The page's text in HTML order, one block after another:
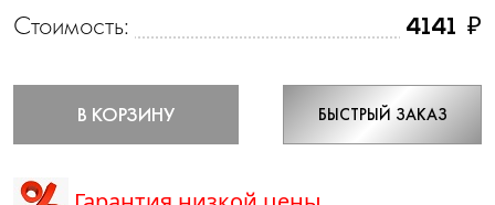
Стоимость: 4141 ₽
В КОРЗИНУ БЫСТРЫЙ ЗАКАЗ